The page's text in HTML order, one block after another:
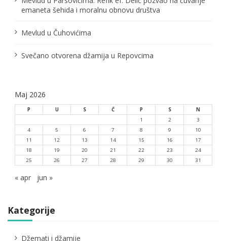
a
k
emaneta šehida i moralnu obnovu društva
Mevlud u Čuhovićima
Svečano otvorena džamija u Repovcima
Maj 2026
P U S Č P S
N
1
2
3
4
5 6 7 8 9
10
11
12 13 14 15 16
17
18
19 20 21 22 23
24
25
26 27 28 29 30 31
« apr jun »
Kategorije
Džemati i džamije